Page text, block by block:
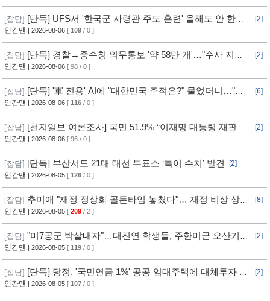
[잡담] [단독] UFS서 '한국군 사령관 주도 훈련' 올해도 안 한
다... 美, 전작권 전환 신중 기류
[2]
인간맨 | 2026-08-06 [ 109 / 0 ]
[잡담] [단독] 경찰→중수청 의무통보 '약 58만 개'…"수사 지연"
반발
[2]
인간맨 | 2026-08-06 [ 98 / 0 ]
[잡담] [단독] '軍 전용' AI에 "대한민국 주적은?" 물었더니…"정
치적 사안이라 답변 제한"
[6]
인간맨 | 2026-08-06 [ 116 / 0 ]
[잡담] [천지일보 여론조사] 국민 51.9% “이재명 대통령 재판 재
개 필요”
[2]
인간맨 | 2026-08-06 [ 96 / 0 ]
[잡담] [단독] 부산서도 21대 대선 투표소 ‘특이 수치’ 발견
[2]
인간맨 | 2026-08-05 [ 126 / 0 ]
[잡담] 추미애 "재정 정상화 골든타임 놓쳤다"… 재정 비상 상황
선언
[8]
인간맨 | 2026-08-05 [ 209 / 2 ]
[잡담] "미7공군 박살내자"…대진연 학생들, 주한미군 오산기지
무단침입 [영상]
[2]
인간맨 | 2026-08-05 [ 119 / 0 ]
[잡담] [단독] 당정, '국민연금 1%' 공공 임대주택에 대체투자 검
토
[2]
인간맨 | 2026-08-05 [ 107 / 0 ]